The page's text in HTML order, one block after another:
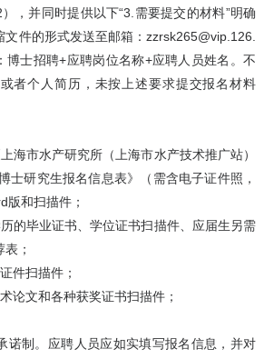
，并同时提供以下“3.需要提交的材料”明确
文件的形式发送至邮箱：zzrsk265@vip.126.
博士招聘+应聘岗位名称+应聘人员姓名。不
者个人简历，未按上述要求提交报名材料
市水产研究所（上海市水产技术推广站）
士研究生报名信息表》（需含电子证件照，
版和扫描件；
毕业证书、学位证书扫描件、应届生另需
；
扫描件；
文和各种获奖证书扫描件；
制。应聘人员应如实填写报名信息，并对